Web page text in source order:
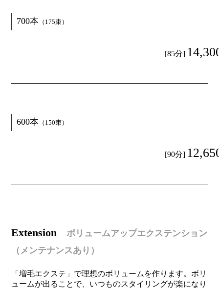
700本 （175束）
[85分]
600本 （150束）
[90分]
Extension
ボリュームアップエクステンション
（メンテナンスあり）
「増毛エクステ」で理想のボリュームを作ります。ボリ
ュームが出ることで、いつものスタイリングが楽になり